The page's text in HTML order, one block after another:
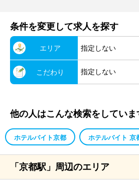
条件を変更して求人を探す
エリア 指定しない
こだわり 指定しない
他の人はこんな検索をしていま
ホテルバイト京都 ホテルバイト 京
「京都駅」周辺のエリア